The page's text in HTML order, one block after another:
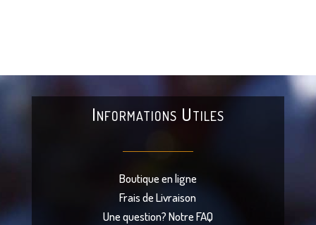
Informations Utiles
Boutique en ligne
Frais de Livraison
Une question? Notre FAQ